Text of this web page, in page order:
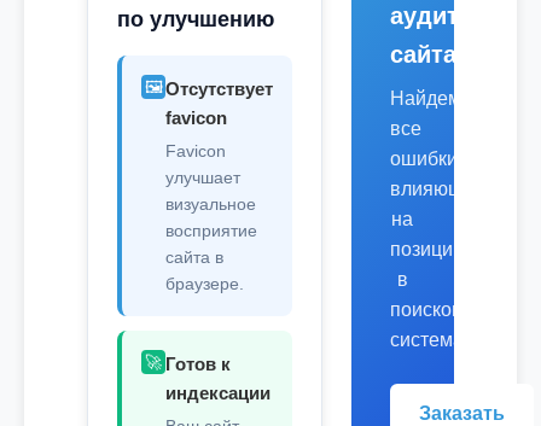
по улучшению
🖼️Отсутствует
favicon
Favicon
улучшает
визуальное
восприятие
сайта в
браузере.
🚀 Готов к
индексации
аудит
сайта
Найдем
все
ошибки,
влияющие
на
позиции
в
поисковых
системах.
Заказать